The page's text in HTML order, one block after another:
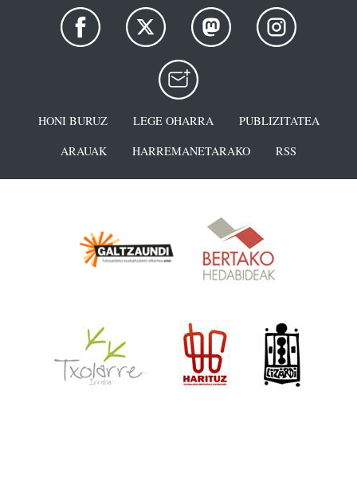
HONI BURUZ LEGE OHARRA
PUBLIZITATEA
ARAUAK
HARREMANETARAKO RSS